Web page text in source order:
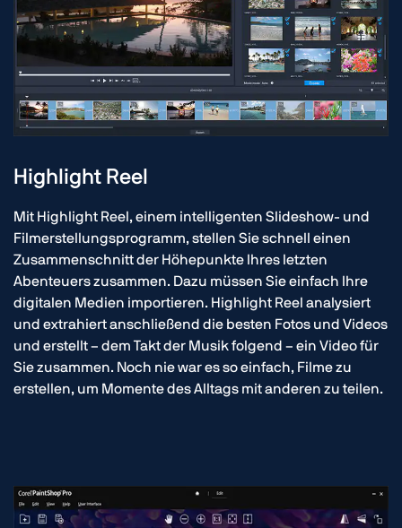
Highlight Reel
Mit Highlight Reel, einem intelligenten Slideshow- und
Filmerstellungsprogramm, stellen Sie schnell einen
Zusammenschnitt der Höhepunkte Ihres letzten
Abenteuers zusammen. Dazu müssen Sie einfach Ihre
digitalen Medien importieren. Highlight Reel analysiert
und extrahiert anschließend die besten Fotos und Videos
und erstellt – dem Takt der Musik folgend – ein Video für
Sie zusammen. Noch nie war es so einfach, Filme zu
erstellen, um Momente des Alltags mit anderen zu teilen.